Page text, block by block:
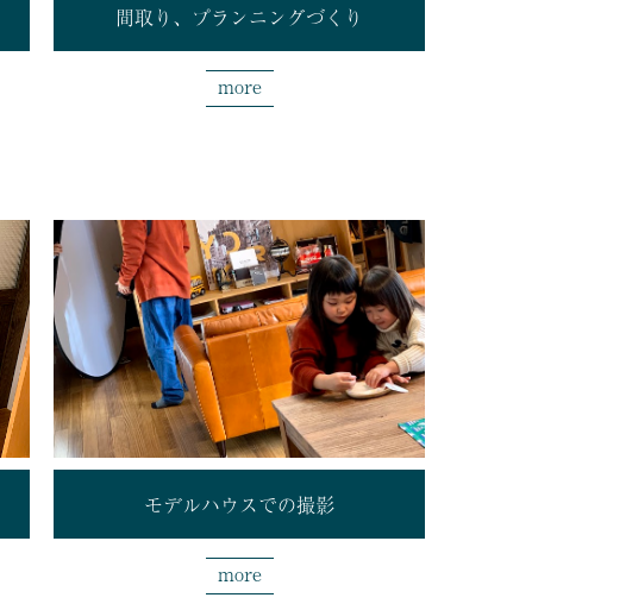
間取り、プランニングづくり
more
モデルハウスでの撮影
more